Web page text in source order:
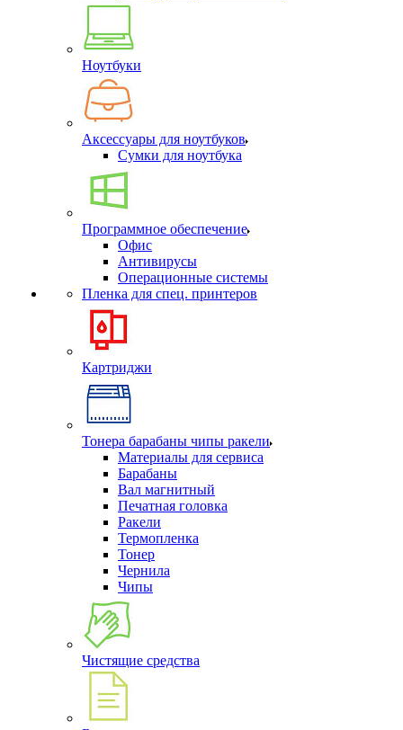
Ноутбуки
Аксессуары для ноутбуков
Сумки для ноутбука
Программное обеспечение
Офис
Антивирусы
Операционные системы
Пленка для спец. принтеров
Картриджи
Тонера барабаны чипы ракели
Материалы для сервиса
Барабаны
Вал магнитный
Печатная головка
Ракели
Термопленка
Тонер
Чернила
Чипы
Чистящие средства